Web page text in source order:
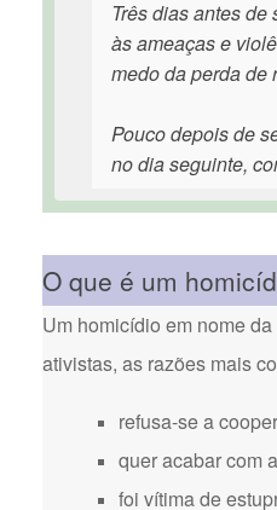
Três dias antes
às ameaças e
medo da perda
Pouco depois de
no dia seguinte,
O que é um
Um homicídio em nome
ativistas, as razões mais
refusa-se a
quer acabar com
foi vítima de